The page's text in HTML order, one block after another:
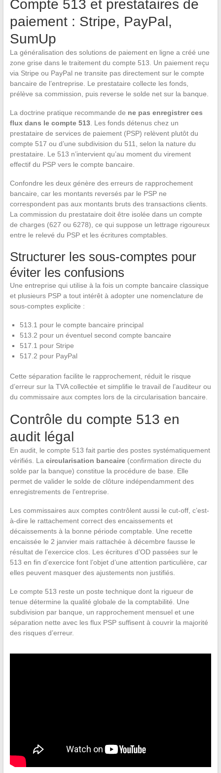
Compte 513 et prestataires de
paiement : Stripe, PayPal,
SumUp
La généralisation des solutions de paiement en ligne a créé une
zone grise dans le traitement du compte 513. Un paiement reçu
via Stripe ou PayPal ne transite pas directement sur le compte
bancaire de l’entreprise. Le prestataire collecte les fonds,
prélève sa commission, puis reverse le solde net sur la banque.
La doctrine pratique recommande de ne pas enregistrer ces
flux dans le compte 513. Les fonds détenus chez un
prestataire de services de paiement (PSP) relèvent plutôt du
compte 517 ou d’une subdivision du 511, selon la nature du
prestataire. Le 513 n’intervient qu’au moment du virement
effectif du PSP vers le compte bancaire.
Confondre les deux génère des erreurs de rapprochement
bancaire, car les montants reversés par le PSP ne
correspondent pas aux montants bruts des transactions clients.
La commission du prestataire doit être isolée dans un compte
de charges (627 ou 6278), ce qui suppose un lettrage rigoureux
entre le relevé du PSP et les écritures comptables.
Structurer les sous-comptes pour
éviter les confusions
Une entreprise qui utilise à la fois un compte bancaire classique
et plusieurs PSP a tout intérêt à adopter une nomenclature de
sous-comptes explicite :
513.1 pour le compte bancaire principal
513.2 pour un éventuel second compte bancaire
517.1 pour Stripe
517.2 pour PayPal
Cette séparation facilite le rapprochement, réduit le risque
d’erreur sur la TVA collectée et simplifie le travail de l’auditeur ou
du commissaire aux comptes lors de la circularisation bancaire.
Contrôle du compte 513 en
audit légal
En audit, le compte 513 fait partie des postes systématiquement
vérifiés. La circularisation bancaire(confirmation directe du
solde par la banque) constitue la procédure de base. Elle
permet de valider le solde de clôture indépendamment des
enregistrements de l’entreprise.
Les commissaires aux comptes contrôlent aussi le cut-off, c’est-
à-dire le rattachement correct des encaissements et
décaissements à la bonne période comptable. Une recette
encaissée le 2 janvier mais rattachée à décembre fausse le
résultat de l’exercice clos. Les écritures d’OD passées sur le
513 en fin d’exercice font l’objet d’une attention particulière, car
elles peuvent masquer des ajustements non justifiés.
Le compte 513 reste un poste technique dont la rigueur de
tenue détermine la qualité globale de la comptabilité. Une
subdivision par banque, un rapprochement mensuel et une
séparation nette avec les flux PSP suffisent à couvrir la majorité
des risques d’erreur.